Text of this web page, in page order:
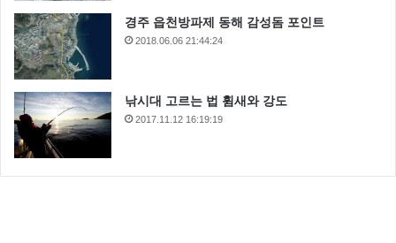
경주 읍천방파제 동해 감성돔 포인트
2018.06.06 21:44:24
낚시대 고르는 법 휨새와 강도
2017.11.12 16:19:19